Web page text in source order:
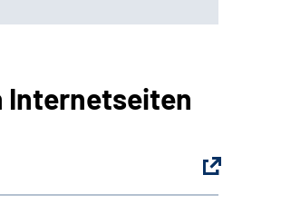
Internetseiten